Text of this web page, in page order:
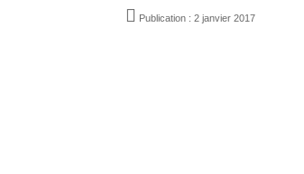
Publication : 2 janvier 2017